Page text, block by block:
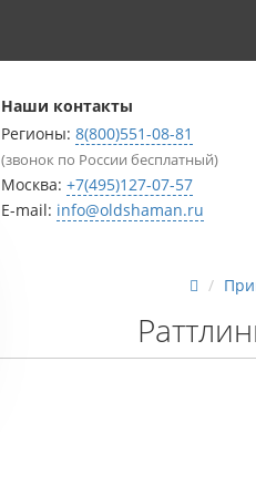
Наши контакты
Регионы: 8(800)551-08-81
(звонок по России бесплатный)
Москва: +7(495)127-07-57
E-mail: info@oldshaman.ru